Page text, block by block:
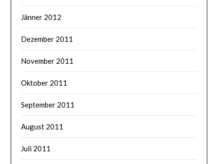
Jänner 2012
Dezember 2011
November 2011
Oktober 2011
September 2011
August 2011
Juli 2011